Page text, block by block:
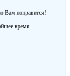
Вам понравится!
время.